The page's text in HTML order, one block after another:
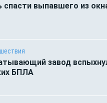
спасти выпавшего из
завод
БПЛА